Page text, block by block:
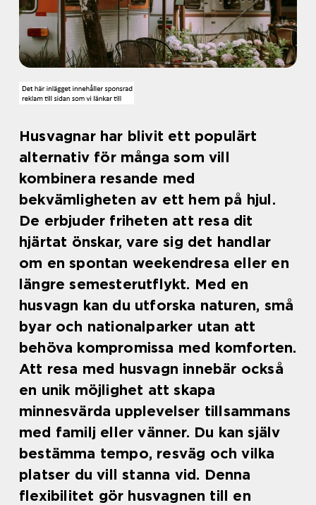
Husvagnar har blivit ett populärt
alternativ för många som vill
kombinera resande med
bekvämligheten av ett hem på hjul.
De erbjuder friheten att resa dit
hjärtat önskar, vare sig det handlar
om en spontan weekendresa eller en
längre semesterutflykt. Med en
husvagn kan du utforska naturen, små
byar och nationalparker utan att
behöva kompromissa med komforten.
Att resa med husvagn innebär också
en unik möjlighet att skapa
minnesvärda upplevelser tillsammans
med familj eller vänner. Du kan själv
bestämma tempo, resväg och vilka
platser du vill stanna vid. Denna
flexibilitet gör husvagnen till en